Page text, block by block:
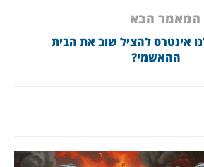
המאמר הבא
אינטרס להציל שוב את הבית
ההאשמי?